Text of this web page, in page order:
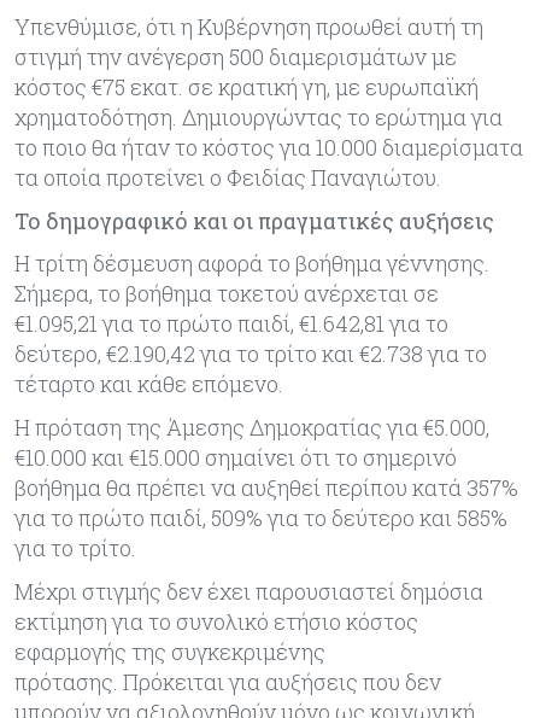
Υπενθύμισε, ότι η Κυβέρνηση προωθεί αυτή τη
στιγμή την ανέγερση 500 διαμερισμάτων με
κόστος €75 εκατ. σε κρατική γη, με ευρωπαϊκή
χρηματοδότηση. Δημιουργώντας το ερώτημα για
το ποιο θα ήταν το κόστος για 10.000 διαμερίσματα
τα οποία προτείνει ο Φειδίας Παναγιώτου.
Το δημογραφικό και οι πραγματικές αυξήσεις
Η τρίτη δέσμευση αφορά το βοήθημα γέννησης.
Σήμερα, το βοήθημα τοκετού ανέρχεται σε
€1.095,21 για το πρώτο παιδί, €1.642,81 για το
δεύτερο, €2.190,42 για το τρίτο και €2.738 για το
τέταρτο και κάθε επόμενο.
Η πρόταση της Άμεσης Δημοκρατίας για €5.000,
€10.000 και €15.000 σημαίνει ότι το σημερινό
βοήθημα θα πρέπει να αυξηθεί περίπου κατά 357%
για το πρώτο παιδί, 509% για το δεύτερο και 585%
για το τρίτο.
Μέχρι στιγμής δεν έχει παρουσιαστεί δημόσια
εκτίμηση για το συνολικό ετήσιο κόστος
εφαρμογής της συγκεκριμένης
πρότασης. Πρόκειται για αυξήσεις που δεν
μπορούν να αξιολογηθούν μόνο ως κοινωνική